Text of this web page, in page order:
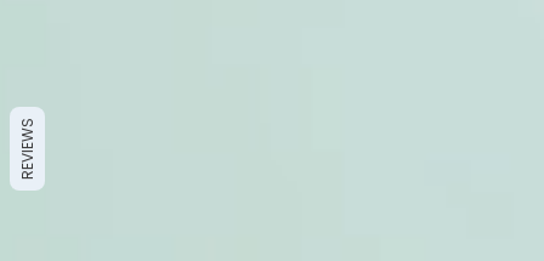
REVIEWS